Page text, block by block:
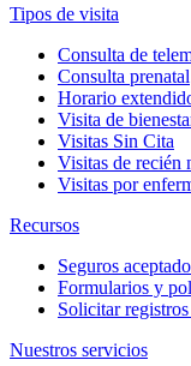
Tipos de visita
Consulta de
Consulta prenatal
Horario
Visita de
Visitas Sin Cita
Visitas de recién
Visitas por
Recursos
Seguros
Formularios y
Solicitar
Nuestros servicios